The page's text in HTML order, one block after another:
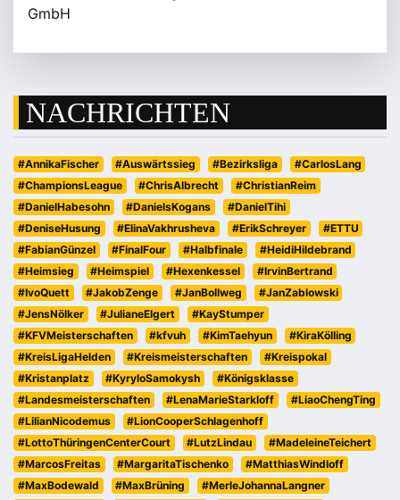
NACHRICHTEN
#AnnikaFischer #Auswärtssieg #Bezirksliga
#CarlosLang
#ChampionsLeague
#ChrisAlbrecht
#ChristianReim
#DanielHabesohn
#DanielsKogans
#DanielTihi
#DeniseHusung
#ElinaVakhrusheva #ErikSchreyer
#ETTU
#FabianGünzel
#FinalFour #Halbfinale
#HeidiHildebrand
#Heimsieg
#Heimspiel #Hexenkessel
#IrvinBertrand
#IvoQuett
#JakobZenge #JanBollweg
#JanZablowski
#JensNölker
#JulianeElgert
#KayStumper
#KFVMeisterschaften
#kfvuh #KimTaehyun
#KiraKölling
#KreisLigaHelden
#Kreismeisterschaften
#Kreispokal
#Kristanplatz
#KyryloSamokysh
#Königsklasse
#Landesmeisterschaften
#LenaMarieStarkloff
#LiaoChengTing
#LilianNicodemus
#LionCooperSchlagenhoff
#LottoThüringenCenterCourt
#LutzLindau
#MadeleineTeichert
#MarcosFreitas
#MargaritaTischenko
#MatthiasWindloff
#MaxBodewald
#MaxBrüning #MerleJohannaLangner